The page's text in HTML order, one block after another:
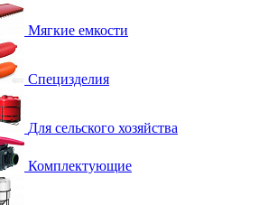
Мягкие емкости
Специзделия
Для сельского хозяйства
Комплектующие